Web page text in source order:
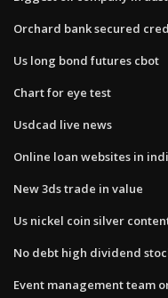
Orchard bank secured
Us long bond futures cbot
Chart for eye test
Usdcad live news
Online loan websites in
New 3ds trade in value
Us nickel coin silver
No debt high dividend
Event management team